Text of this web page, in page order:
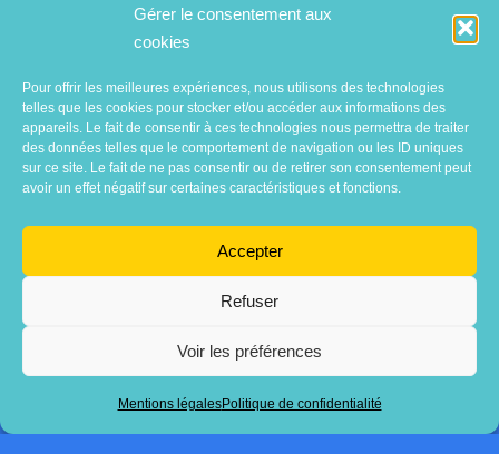
Gérer le consentement aux
cookies
Pour offrir les meilleures expériences, nous utilisons des technologies
telles que les cookies pour stocker et/ou accéder aux informations des
appareils. Le fait de consentir à ces technologies nous permettra de traiter
des données telles que le comportement de navigation ou les ID uniques
sur ce site. Le fait de ne pas consentir ou de retirer son consentement peut
avoir un effet négatif sur certaines caractéristiques et fonctions.
Accepter
Refuser
Voir les préférences
Mentions légalesPolitique de confidentialité
Contactez-nous
Association